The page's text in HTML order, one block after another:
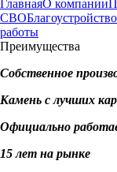
ГлавнаяО компании
СВОБлагоустройство
работы
Преимущества
Собственное
Камень с лучших
Официально
15 лет на рынке